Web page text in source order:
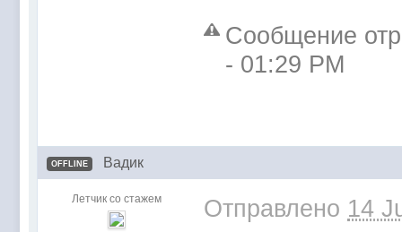
Сообщение
- 01:29 PM
OFFLINE Вадик
Летчик со стажем Отправлено 14